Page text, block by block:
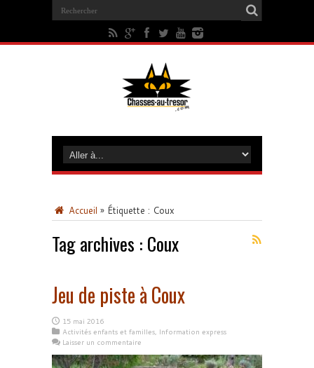
Accueil » Étiquette : Coux
Tag archives : Coux
Jeu de piste à Coux
15 mai 2016
Activités enfants et familles, Information express
Laisser un commentaire